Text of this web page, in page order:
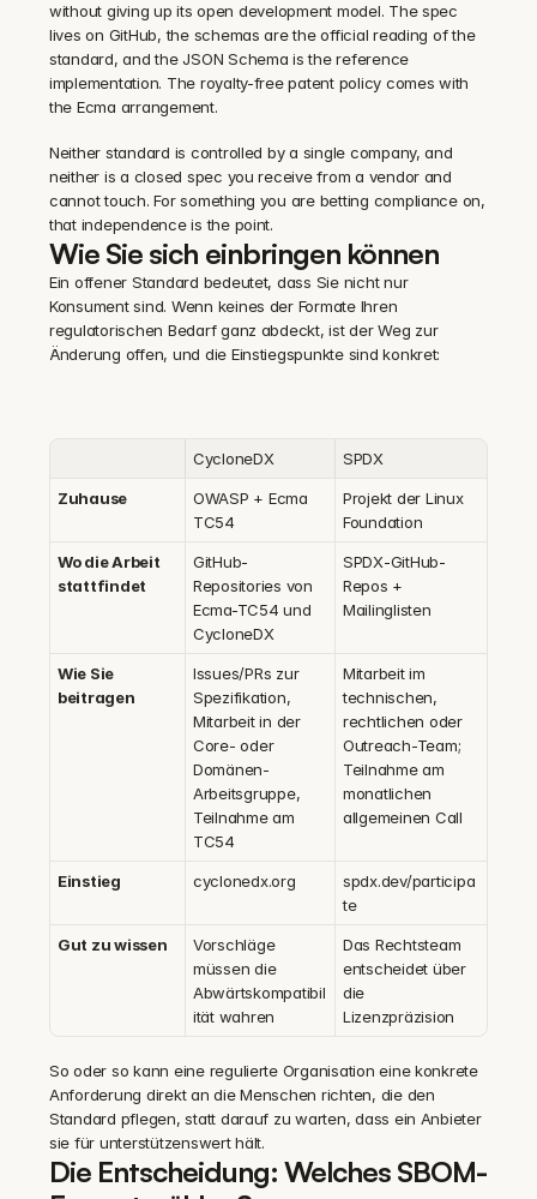
without giving up its open development model. The spec
lives on GitHub, the schemas are the official reading of the
standard, and the JSON Schema is the reference
implementation. The royalty-free patent policy comes with
the Ecma arrangement.
Neither standard is controlled by a single company, and
neither is a closed spec you receive from a vendor and
cannot touch. For something you are betting compliance on,
that independence is the point.
Wie Sie sich einbringen können
Ein offener Standard bedeutet, dass Sie nicht nur
Konsument sind. Wenn keines der Formate Ihren
regulatorischen Bedarf ganz abdeckt, ist der Weg zur
Änderung offen, und die Einstiegspunkte sind konkret:
CycloneDX SPDX
Zuhause
OWASP + Ecma
TC54
Projekt der Linux
Foundation
Wo die Arbeit
stattfindet
GitHub-
Repositories von
Ecma-TC54 und
CycloneDX
SPDX-GitHub-
Repos +
Mailinglisten
Wie Sie
beitragen
Issues/PRs zur
Spezifikation,
Mitarbeit in der
Core- oder
Domänen-
Arbeitsgruppe,
Teilnahme am
TC54
Mitarbeit im
technischen,
rechtlichen oder
Outreach-Team;
Teilnahme am
monatlichen
allgemeinen Call
Einstieg cyclonedx.org
spdx.dev/participa
te
Gut zu wissen
Vorschläge
müssen die
Abwärtskompatibil
ität wahren
Das Rechtsteam
entscheidet über
die
Lizenzpräzision
So oder so kann eine regulierte Organisation eine konkrete
Anforderung direkt an die Menschen richten, die den
Standard pflegen, statt darauf zu warten, dass ein Anbieter
sie für unterstützenswert hält.
Die Entscheidung: Welches SBOM-